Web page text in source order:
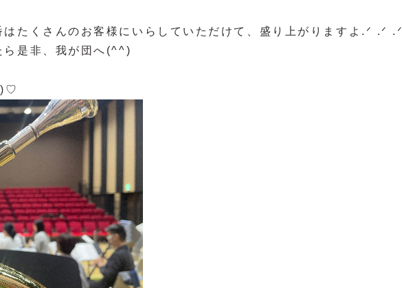
たくさんのお客様にいらしていただけて、盛り上がりますよ‪.ᐟ .ᐟ .ᐟ
ら是非、我が団へ(^^)
)♡